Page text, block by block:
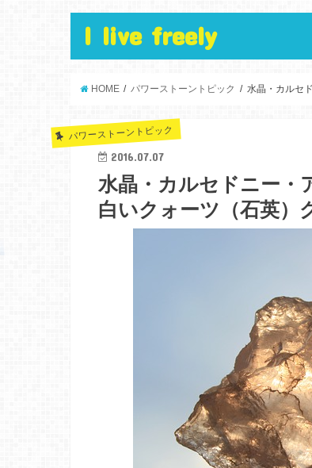
I live freely
HOME パワーストーントピック 水晶・カルセ
パワーストーントピック
2016.07.07
水晶・カルセドニー・
白いクォーツ（石英）